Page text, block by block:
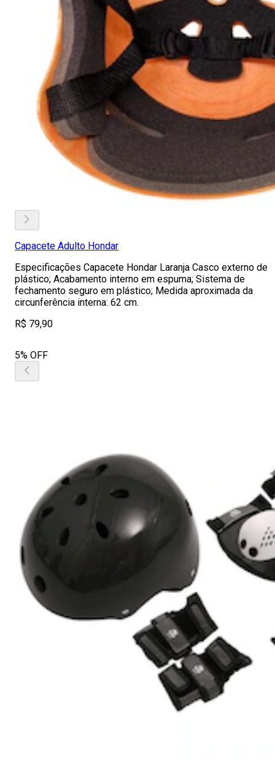
Capacete Adulto Hondar
Especificações Capacete Hondar Laranja Casco externo de
plástico; Acabamento interno em espuma; Sistema de
fechamento seguro em plástico; Medida aproximada da
circunferência interna: 62 cm.
R$ 79,90
5% OFF